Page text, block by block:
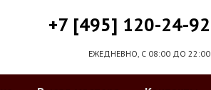
+7 [495] 120-24-92
ЕЖЕДНЕВНО, С 08:00 ДО 22:00